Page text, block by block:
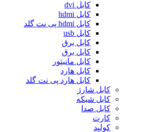
کابل dvi
کابل hdmi
کابل hdmi پی نت گلد
کابل usb
کابل برق
کابل برق
کابل مانیتور
کابل هارد
کابل هارد پی نت گلد
کابل شارژ
کابل شبکه
کابل صدا
کارت
کولپد